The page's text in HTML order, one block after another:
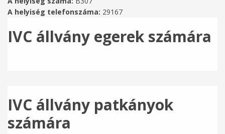
A helyiség telefonszáma: 29167
IVC állvány egerek számára
IVC állvány patkányok
számára